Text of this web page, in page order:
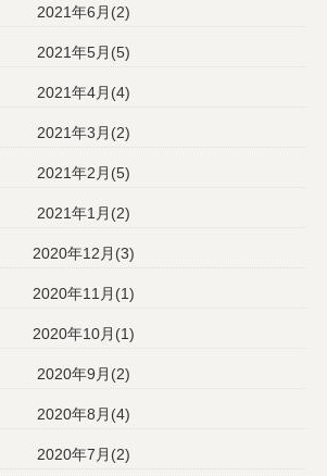
2021年6月(2)
2021年5月(5)
2021年4月(4)
2021年3月(2)
2021年2月(5)
2021年1月(2)
2020年12月(3)
2020年11月(1)
2020年10月(1)
2020年9月(2)
2020年8月(4)
2020年7月(2)